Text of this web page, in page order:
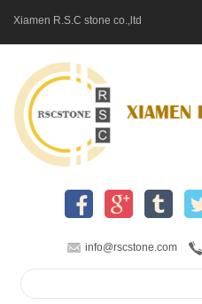
Xiamen R.S.C stone co.,ltd
info@rscstone.com